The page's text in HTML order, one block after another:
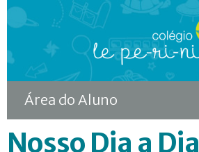
Área do Aluno
Nosso Dia a Dia